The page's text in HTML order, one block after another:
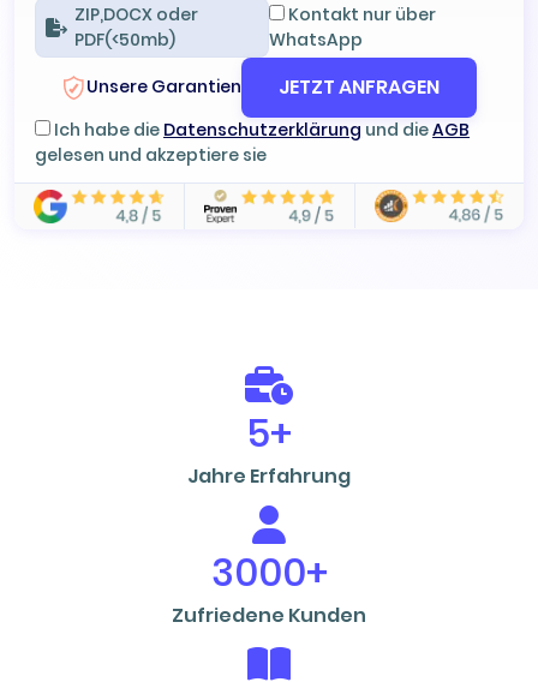
ZIP,DOCX oder
PDF(<50mb)
Kontakt nur über
WhatsApp
Unsere Garantien
JETZT ANFRAGEN
Ich habe die Datenschutzerklärung und dieAGB
gelesen und akzeptiere sie
5+
Jahre Erfahrung
3000+
Zufriedene Kunden